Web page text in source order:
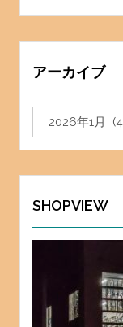
アーカイブ
カ
SHOPVIEW